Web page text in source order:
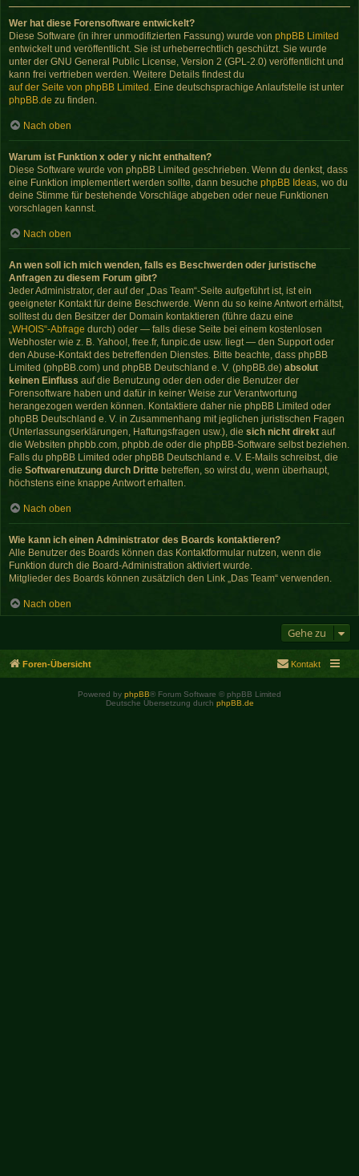
Wer hat diese Forensoftware entwickelt?
Diese Software (in ihrer unmodifizierten Fassung) wurde von phpBB Limited
entwickelt und veröffentlicht. Sie ist urheberrechtlich geschützt. Sie wurde
unter der GNU General Public License, Version 2 (GPL-2.0) veröffentlicht und
kann frei vertrieben werden. Weitere Details findest du
auf der Seite von phpBB Limited . Eine deutschsprachige Anlaufstelle ist unter
phpBB.de zu finden.
Nach oben
Warum ist Funktion x oder y nicht enthalten?
Diese Software wurde von phpBB Limited geschrieben. Wenn du denkst, dass
eine Funktion implementiert werden sollte, dann besuche phpBB Ideas , wo du
deine Stimme für bestehende Vorschläge abgeben oder neue Funktionen
vorschlagen kannst.
Nach oben
An wen soll ich mich wenden, falls es Beschwerden oder juristische
Anfragen zu diesem Forum gibt?
Jeder Administrator, der auf der „Das Team“-Seite aufgeführt ist, ist ein
geeigneter Kontakt für deine Beschwerde. Wenn du so keine Antwort erhältst,
solltest du den Besitzer der Domain kontaktieren (führe dazu eine
„WHOIS“-Abfrage durch) oder — falls diese Seite bei einem kostenlosen
Webhoster wie z. B. Yahoo!, free.fr, funpic.de usw. liegt — den Support oder
den Abuse-Kontakt des betreffenden Dienstes. Bitte beachte, dass phpBB
Limited (phpBB.com) und phpBB Deutschland e. V. (phpBB.de) absolut
keinen Einfluss auf die Benutzung oder den oder die Benutzer der
Forensoftware haben und dafür in keiner Weise zur Verantwortung
herangezogen werden können. Kontaktiere daher nie phpBB Limited oder
phpBB Deutschland e. V. in Zusammenhang mit jeglichen juristischen Fragen
(Unterlassungserklärungen, Haftungsfragen usw.), die sich nicht direkt auf
die Websiten phpbb.com, phpbb.de oder die phpBB-Software selbst beziehen.
Falls du phpBB Limited oder phpBB Deutschland e. V. E-Mails schreibst, die
die Softwarenutzung durch Dritte betreffen, so wirst du, wenn überhaupt,
höchstens eine knappe Antwort erhalten.
Nach oben
Wie kann ich einen Administrator des Boards kontaktieren?
Alle Benutzer des Boards können das Kontaktformular nutzen, wenn die
Funktion durch die Board-Administration aktiviert wurde.
Mitglieder des Boards können zusätzlich den Link „Das Team“ verwenden.
Nach oben
Gehe zu
Foren-Übersicht Kontakt
Powered by phpBB® Forum Software © phpBB Limited
Deutsche Übersetzung durch phpBB.de